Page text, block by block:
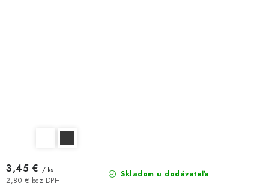
Skladom u dodávateľa
2,80 € bez DPH
3,45 € / ks